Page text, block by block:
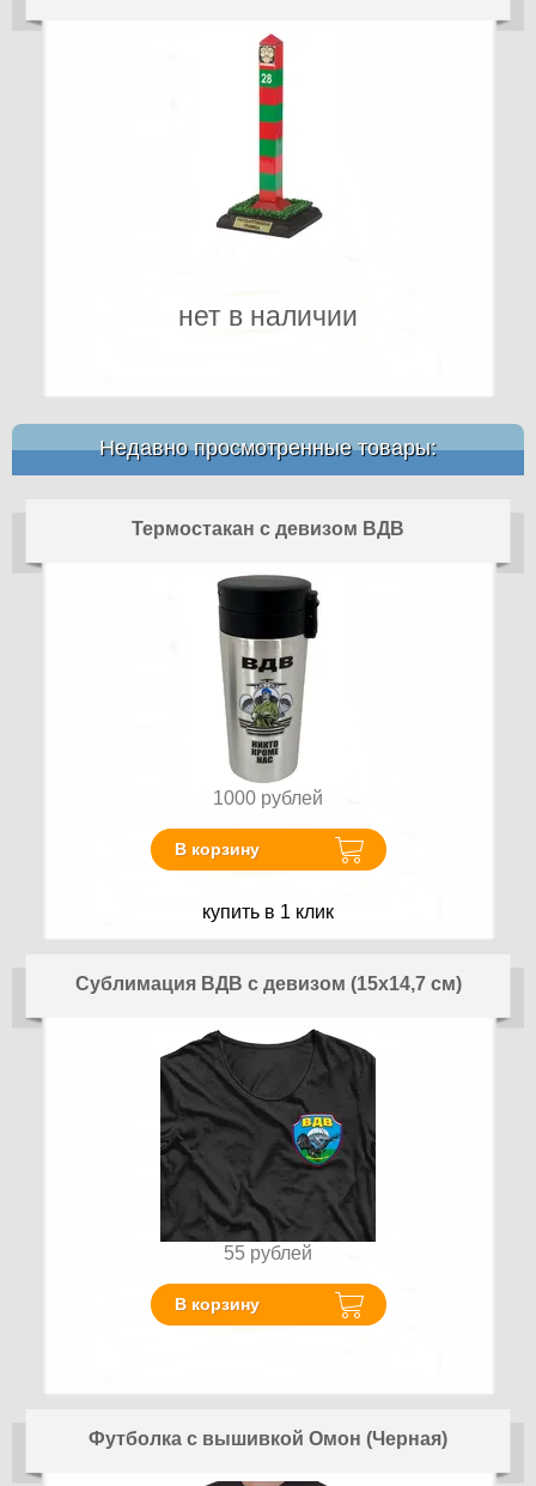
нет в наличии
Недавно просмотренные товары:
Термостакан с девизом ВДВ
1000 рублей
В корзину
купить в 1 клик
Сублимация ВДВ с девизом (15х14,7 см)
55 рублей
В корзину
Футболка с вышивкой Омон (Черная)